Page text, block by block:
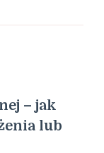
– jak
lub